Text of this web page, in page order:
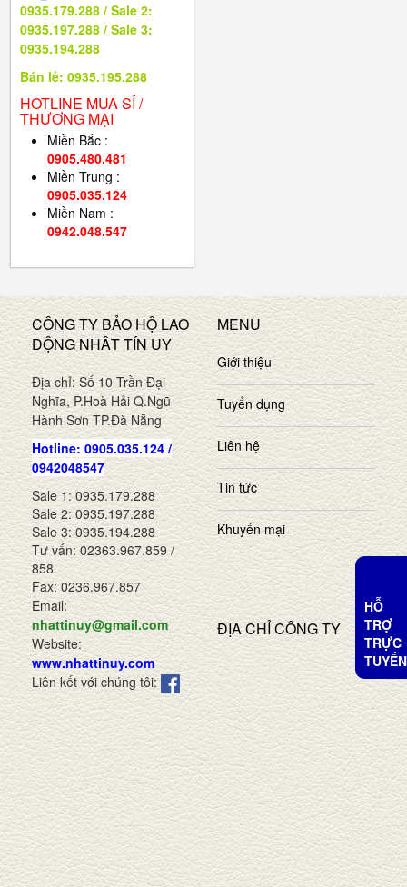
0935.179.288 / Sale 2:
0935.197.288 / Sale 3:
0935.194.288
Bán lẻ: 0935.195.288
HOTLINE MUA SỈ /
THƯƠNG MẠI
Miền Bắc :
0905.480.481
Miền Trung :
0905.035.124
Miền Nam :
0942.048.547
CÔNG TY BẢO HỘ LAO
ĐỘNG NHÂT TÍN UY
Địa chỉ: Số 10 Trần Đại
Nghĩa, P.Hoà Hải Q.Ngũ
Hành Sơn TP.Đà Nẵng
Hotline: 0905.035.124 /
0942048547
Sale 1: 0935.179.288
Sale 2: 0935.197.288
Sale 3: 0935.194.288
Tư vấn: 02363.967.859 /
858
Fax: 0236.967.857
Email:
nhattinuy@gmail.com
Website:
www.nhattinuy.com
Liên kết với chúng tôi:
MENU
Giới thiệu
Tuyển dụng
Liên hệ
Tin tức
Khuyến mại
ĐỊA CHỈ CÔNG TY
HỖ
TRỢ
TRỰC
TUYẾN